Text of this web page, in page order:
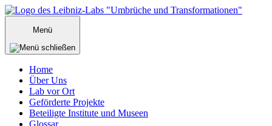
Zum
Inhalt
springenMenü
Home
Über Uns
Lab vor Ort
Geförderte Projekte
Beteiligte Institute und Museen
Glossar